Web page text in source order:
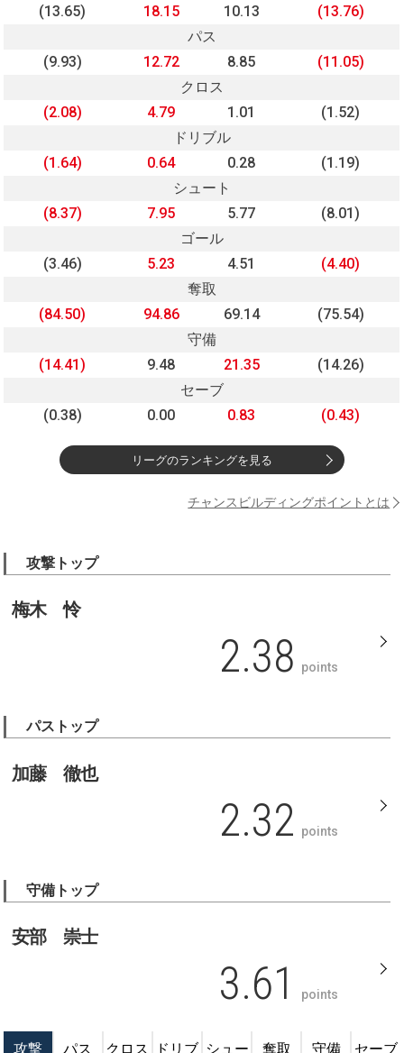
(13.65)
18.15 10.13
(13.76)
パス
(9.93)
12.72 8.85
(11.05)
クロス
(2.08)
4.79 1.01
(1.52)
ドリブル
(1.64)
0.64 0.28
(1.19)
シュート
(8.37)
7.95 5.77
(8.01)
ゴール
(3.46)
5.23 4.51
(4.40)
奪取
(84.50)
94.86 69.14
(75.54)
守備
(14.41)
9.48 21.35
(14.26)
セーブ
(0.38)
0.00 0.83 (0.43)
リーグのランキングを見る
チャンスビルディングポイントとは
攻撃トップ
梅木 怜
2.38 points
パストップ
加藤 徹也
2.32 points
守備トップ
安部 崇士
3.61 points
攻撃 パス クロス
ドリブ シュー
奪取 守備 セーブ